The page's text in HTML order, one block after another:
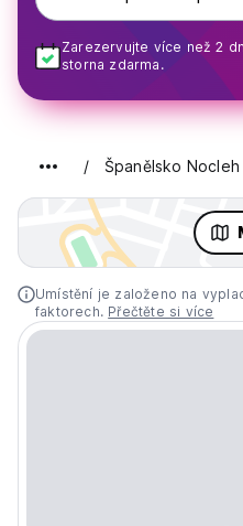
Zarezervujte více než 2
storna zdarma.
Španělsko
Umístění je založeno na
faktorech. Přečtěte si více